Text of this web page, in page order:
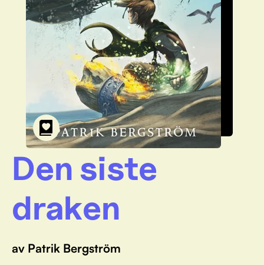
För bibliotek
Den siste
draken
av Patrik Bergström